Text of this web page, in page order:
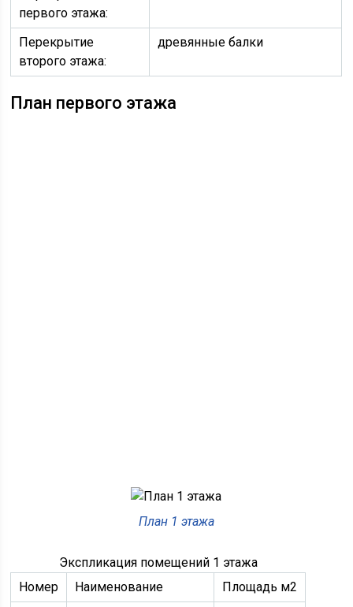
первого этажа:
Перекрытие
второго этажа:
древянные балки
План первого этажа
План 1 этажа
Экспликация помещений 1 этажа
Номер
Наименование
Площадь м2